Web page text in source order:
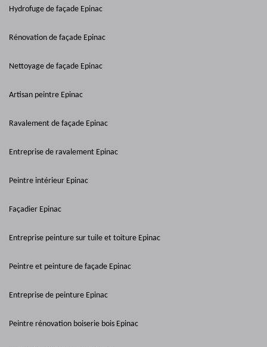
Hydrofuge de façade Epinac
Rénovation de façade Epinac
Nettoyage de façade Epinac
Artisan peintre Epinac
Ravalement de façade Epinac
Entreprise de ravalement Epinac
Peintre intérieur Epinac
Façadier Epinac
Entreprise peinture sur tuile et toiture Epinac
Peintre et peinture de façade Epinac
Entreprise de peinture Epinac
Peintre rénovation boiserie bois Epinac